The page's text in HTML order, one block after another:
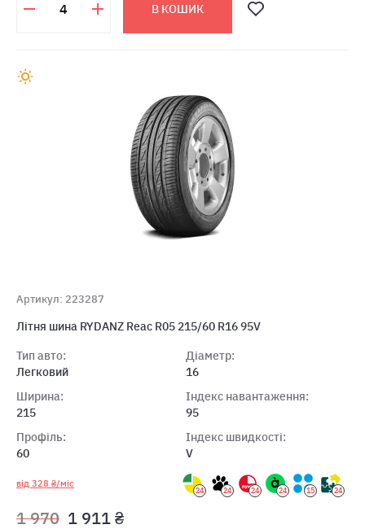
В КОШИК
Артикул: 223287
Лiтня шина RYDANZ Reac R05 215/60 R16 95V
Тип авто:
Легковий
Ширина:
215
Профіль:
60
Діаметр:
16
Індекс навантаження:
95
Індекс швидкості:
V
від 328 ₴/міс
24 24 24 24 15 24
1 970 1 911 ₴